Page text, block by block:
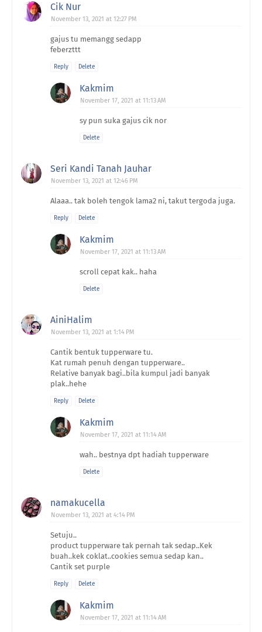
Cik Nur
November 13, 2021 at 12:27 PM
gajus tu memangg sedapp
feberzttt
Reply Delete
Kakmim
November 17, 2021 at 11:13 AM
sy pun suka gajus cik nor
Delete
Seri Kandi Tanah Jauhar
November 13, 2021 at 12:46 PM
Alaaa.. tak boleh tengok lama2 ni, takut tergoda juga.
Reply Delete
Kakmim
November 17, 2021 at 11:13 AM
scroll cepat kak.. haha
Delete
AiniHalim
November 13, 2021 at 1:14 PM
Cantik bentuk tupperware tu.
Kat rumah penuh dengan tupperware..
Relative banyak bagi..bila kumpul jadi banyak
plak..hehe
Reply Delete
Kakmim
November 17, 2021 at 11:14 AM
wah.. bestnya dpt hadiah tupperware
Delete
namakucella
November 13, 2021 at 4:14 PM
Setuju..
product tupperware tak pernah tak sedap..Kek
buah..kek coklat..cookies semua sedap kan..
Cantik set purple
Reply Delete
Kakmim
November 17, 2021 at 11:14 AM